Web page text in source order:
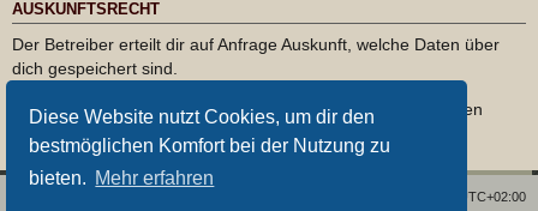
Diese Website nutzt Cookies, um dir den
bestmöglichen Komfort bei der Nutzung zu
bieten. Mehr erfahren
AUSKUNFTSRECHT
Der Betreiber erteilt dir auf Anfrage Auskunft, welche Daten über
dich gespeichert sind.
Du kannst jederzeit die Löschung bzw. Sperrung deiner Daten
UTC+02:00